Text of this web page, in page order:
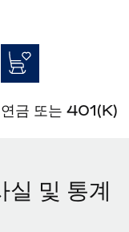
연금 또는 401(K)
실 및 통계